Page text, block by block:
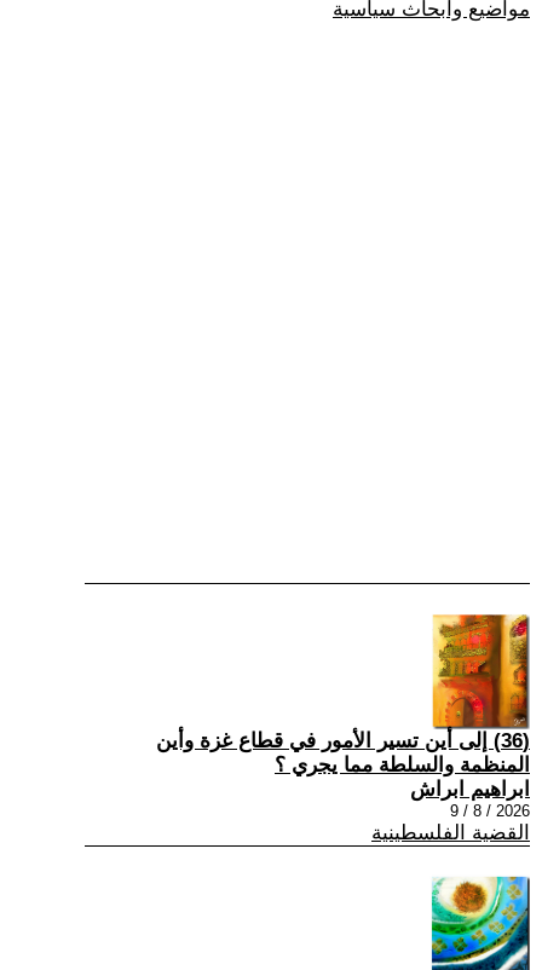
مواضيع وابحاث سياسية
(36) إلى أين تسير الأمور في قطاع غزة وأين
المنظمة والسلطة مما يجري ؟
ابراهيم ابراش
2026 / 8 / 9
القضية الفلسطينية